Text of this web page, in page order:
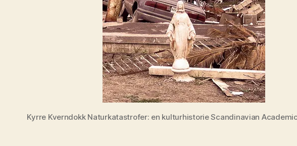
Kyrre Kverndokk Naturkatastrofer: en kulturhistorie Scandinavian